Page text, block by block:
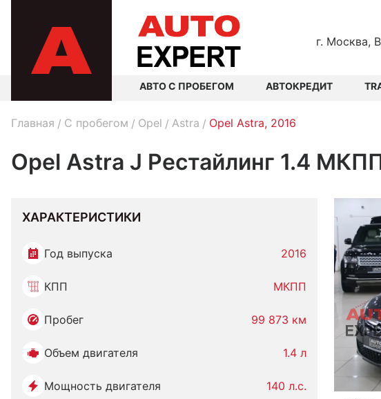
г. Москва,
АВТО С ПРОБЕГОМ АВТОКРЕДИТ
Главная C пробегом Opel Astra Opel Astra, 2016
Opel Astra J Рестайлинг 1.4
ХАРАКТЕРИСТИКИ
Год выпуска 2016
КПП МКПП
Пробег 99 873 км
Объем двигателя 1.4 л
Мощность двигателя 140 л.с.